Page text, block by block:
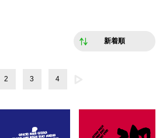
新着順
2 3 4